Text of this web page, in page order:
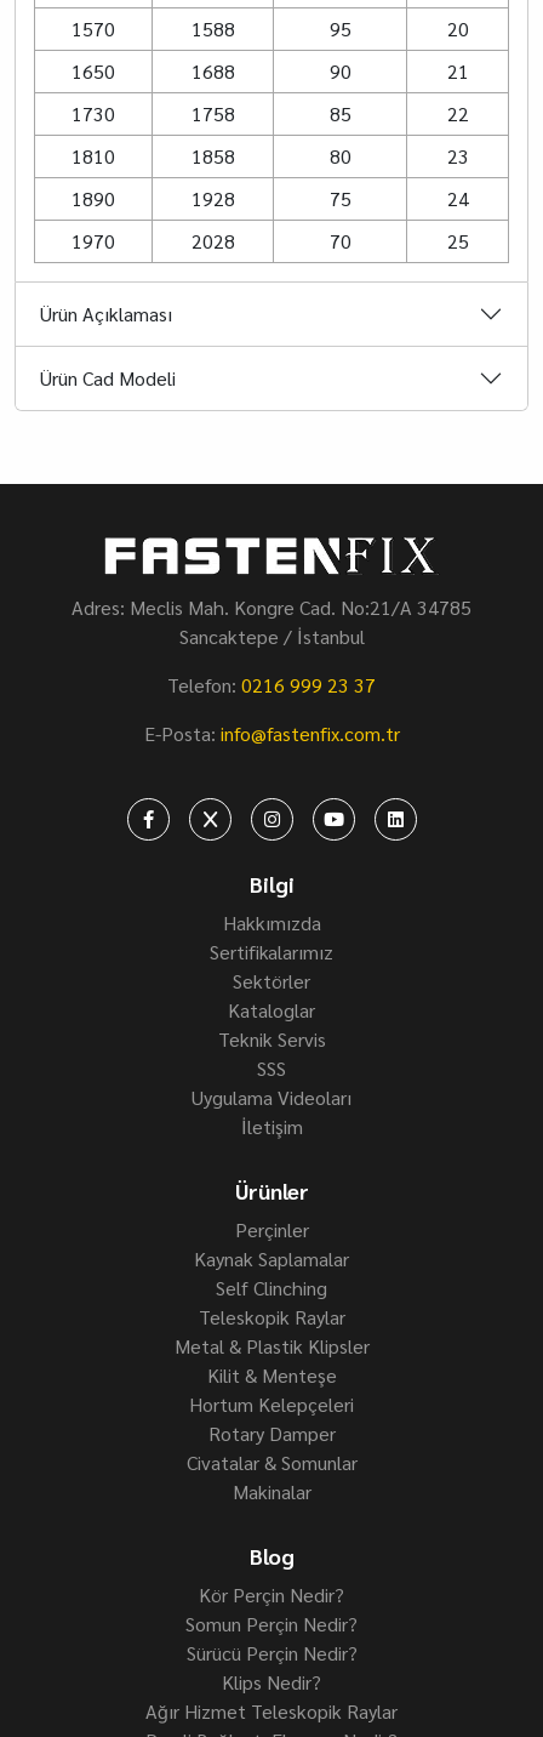
1570
1588 95
20
1650
1688 90
21
1730
1758 85
22
1810
1858 80
23
1890
1928 75
24
1970
2028 70 25
Ürün Açıklaması
Ürün Cad Modeli
Adres: Meclis Mah. Kongre Cad. No:21/A 34785
Sancaktepe / İstanbul
Telefon: 0216 999 23 37
E-Posta: info@fastenfix.com.tr
Bilgi
Hakkımızda
Sertifikalarımız
Sektörler
Kataloglar
Teknik Servis
SSS
Uygulama Videoları
İletişim
Ürünler
Perçinler
Kaynak Saplamalar
Self Clinching
Teleskopik Raylar
Metal & Plastik Klipsler
Kilit & Menteşe
Hortum Kelepçeleri
Rotary Damper
Civatalar & Somunlar
Makinalar
Blog
Kör Perçin Nedir?
Somun Perçin Nedir?
Sürücü Perçin Nedir?
Klips Nedir?
Ağır Hizmet Teleskopik Raylar